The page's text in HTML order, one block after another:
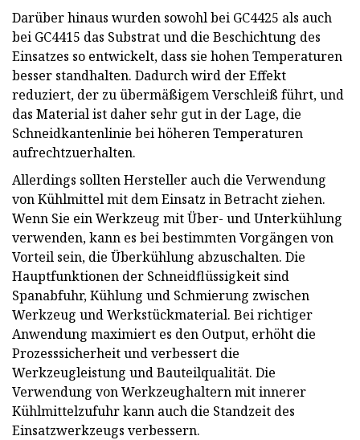
Darüber hinaus wurden sowohl bei GC4425 als auch
bei GC4415 das Substrat und die Beschichtung des
Einsatzes so entwickelt, dass sie hohen Temperaturen
besser standhalten. Dadurch wird der Effekt
reduziert, der zu übermäßigem Verschleiß führt, und
das Material ist daher sehr gut in der Lage, die
Schneidkantenlinie bei höheren Temperaturen
aufrechtzuerhalten.
Allerdings sollten Hersteller auch die Verwendung
von Kühlmittel mit dem Einsatz in Betracht ziehen.
Wenn Sie ein Werkzeug mit Über- und Unterkühlung
verwenden, kann es bei bestimmten Vorgängen von
Vorteil sein, die Überkühlung abzuschalten. Die
Hauptfunktionen der Schneidflüssigkeit sind
Spanabfuhr, Kühlung und Schmierung zwischen
Werkzeug und Werkstückmaterial. Bei richtiger
Anwendung maximiert es den Output, erhöht die
Prozesssicherheit und verbessert die
Werkzeugleistung und Bauteilqualität. Die
Verwendung von Werkzeughaltern mit innerer
Kühlmittelzufuhr kann auch die Standzeit des
Einsatzwerkzeugs verbessern.